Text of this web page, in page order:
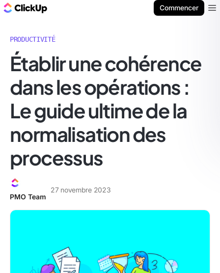
Commencer
PRODUCTIVITÉ
Établir une cohérence
dans les opérations :
Le guide ultime de la
normalisation des
processus
PMO Team
27 novembre 2023